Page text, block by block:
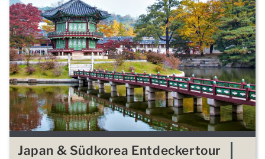
Japan & Südkorea Entdeckertour